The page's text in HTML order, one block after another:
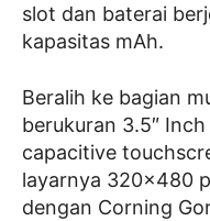
slot dan baterai
kapasitas mAh.
Beralih ke bagian
berukuran 3.5″
capacitive
layarnya 320×480
dengan Corning